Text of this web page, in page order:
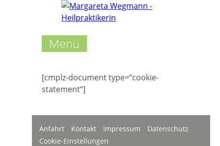
Menü
[cmplz-document type=“cookie-
statement“]
Anfahrt Kontakt Impressum
Datenschutz
Cookie-Einstellungen